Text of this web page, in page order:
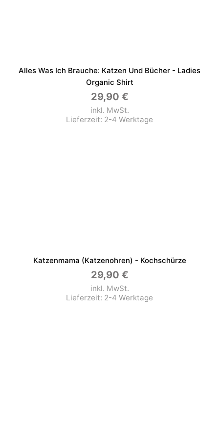
Alles Was Ich Brauche: Katzen Und Bücher - Ladies
Organic Shirt
29,90 €
inkl. MwSt.
Lieferzeit: 2-4 Werktage
Katzenmama (Katzenohren) - Kochschürze
29,90 €
inkl. MwSt.
Lieferzeit: 2-4 Werktage